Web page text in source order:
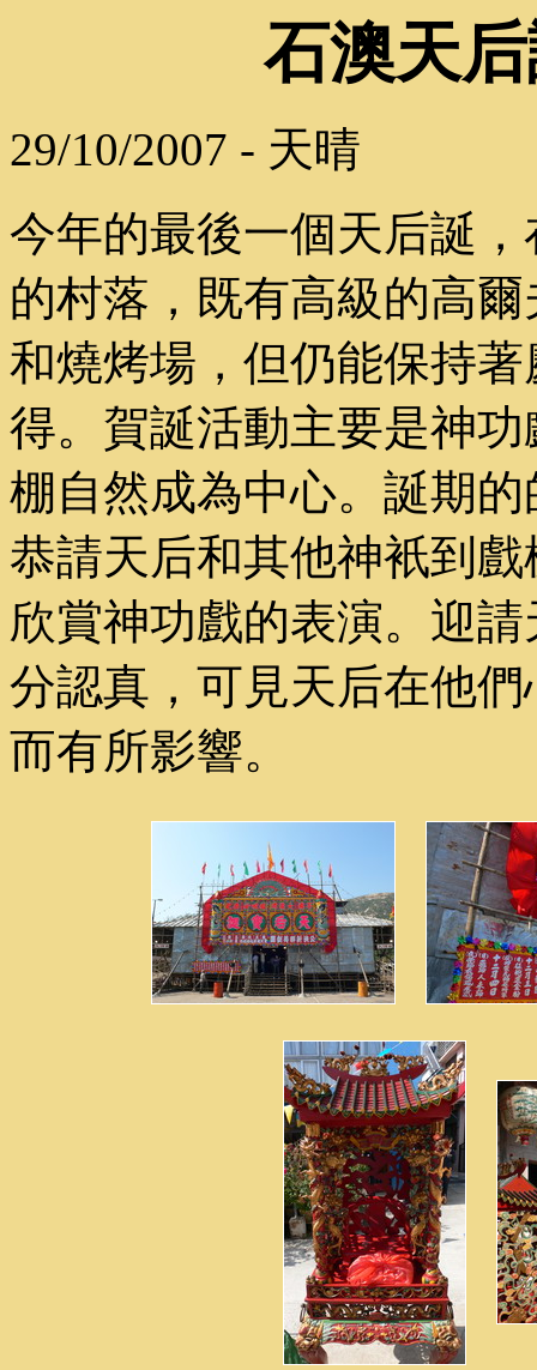
石澳天
29/10/2007 - 天晴
今年的最後一個天后誕
的村落，既有高級的高
和燒烤場，但仍能保持
得。賀誕活動主要是神
棚自然成為中心。誕期
恭請天后和其他神衹到
欣賞神功戲的表演。迎
分認真，可見天后在他
而有所影響。